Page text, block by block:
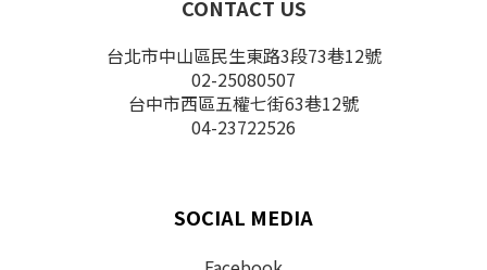
CONTACT US
台北市中山區民生東路3段73巷12號
02-25080507
台中市西區五權七街63巷12號
04-23722526
SOCIAL MEDIA